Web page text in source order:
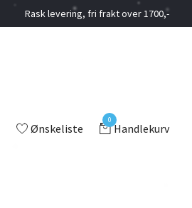
Rask levering, fri frakt over 1700,-
Ønskeliste
0
Handlekurv